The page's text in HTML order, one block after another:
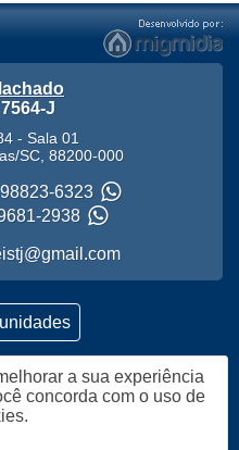
J
- Sala 01
/SC 88200-000
6323
2938
a sua experiência
concorda com o uso de